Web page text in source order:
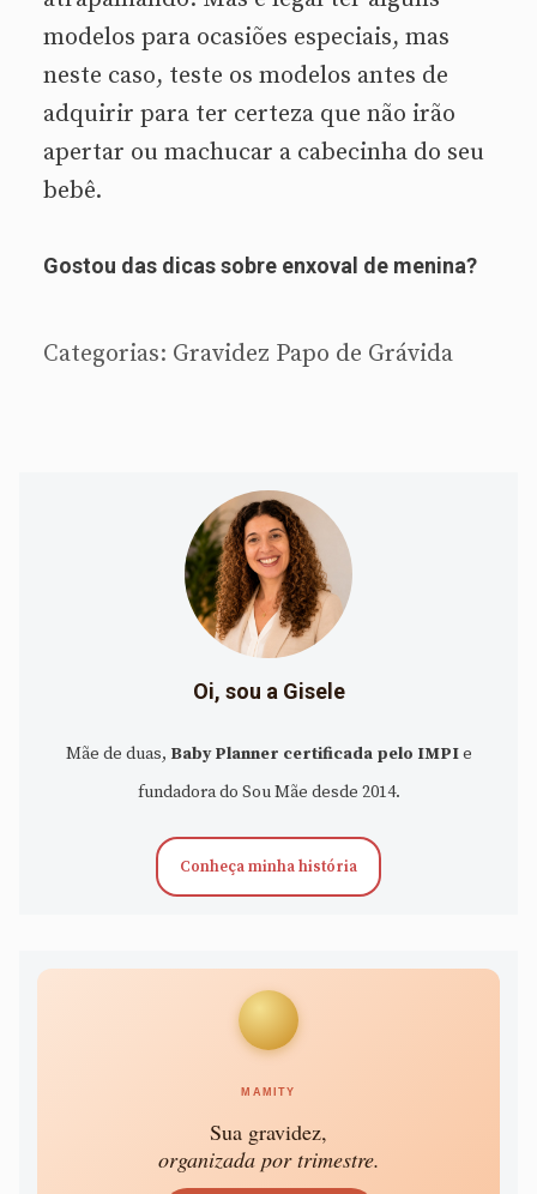
modelos para ocasiões especiais, mas
neste caso, teste os modelos antes de
adquirir para ter certeza que não irão
apertar ou machucar a cabecinha do seu
bebê.
Gostou das dicas sobre enxoval de menina?
Categorias: Gravidez Papo de Grávida
Oi, sou a Gisele
Mãe de duas, Baby Planner certificada pelo IMPIe
fundadora do Sou Mãe desde 2014.
Conheça minha história
MAMITY
Sua gravidez,
organizada por trimestre.